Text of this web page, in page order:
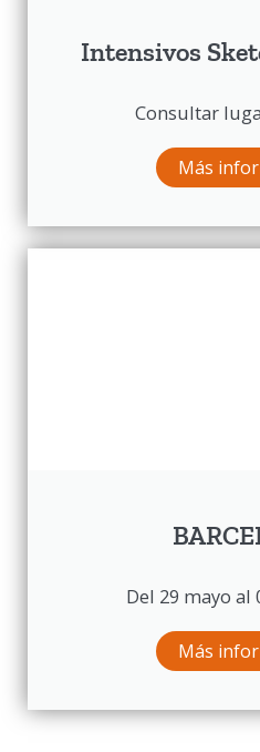
Intensivos
Consultar
Más
Del 29 mayo al
Más